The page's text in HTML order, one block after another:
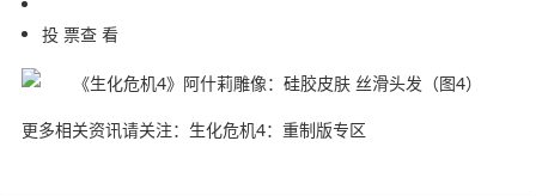
投 票查 看
更多相关资讯请关注：生化危机4：重制版专区